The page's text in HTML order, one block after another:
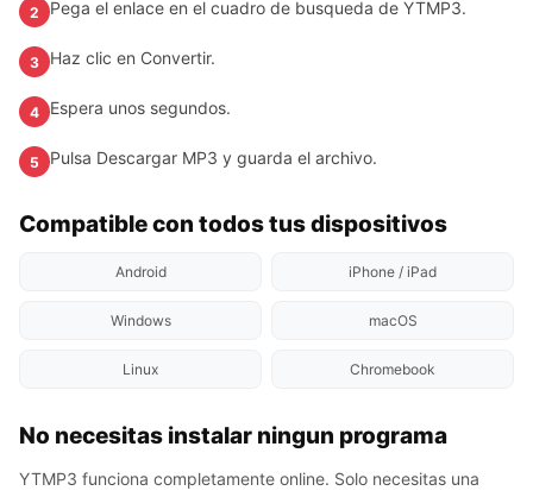
2 Pega el enlace en el cuadro de busqueda de YTMP3.
3 Haz clic en Convertir.
4 Espera unos segundos.
5 Pulsa Descargar MP3 y guarda el archivo.
Compatible con todos tus dispositivos
Android iPhone / iPad
Windows macOS
Linux Chromebook
No necesitas instalar ningun programa
YTMP3 funciona completamente online. Solo necesitas una